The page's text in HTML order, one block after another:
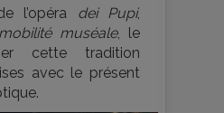
l’opéra dei Pupi,
muséale, le
cette tradition
avec le présent